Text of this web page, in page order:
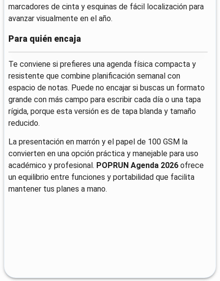
marcadores de cinta y esquinas de fácil localización para
avanzar visualmente en el año.
Para quién encaja
Te conviene si prefieres una agenda física compacta y
resistente que combine planificación semanal con
espacio de notas. Puede no encajar si buscas un formato
grande con más campo para escribir cada día o una tapa
rígida, porque esta versión es de tapa blanda y tamaño
reducido.
La presentación en marrón y el papel de 100 GSM la
convierten en una opción práctica y manejable para uso
académico y profesional. POPRUN Agenda 2026 ofrece
un equilibrio entre funciones y portabilidad que facilita
mantener tus planes a mano.